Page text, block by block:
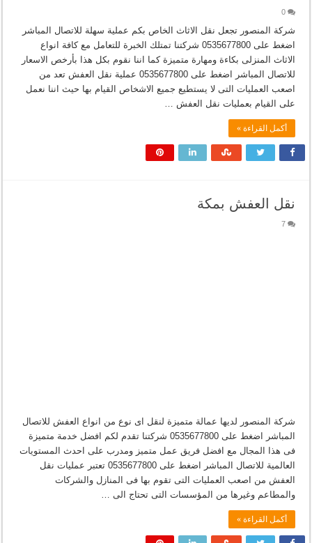
0
شركة المنصور تجعل نقل الاثاث الخاص بكم عملية سهلة للاتصال المباشر
اضغط على 0535677800 شركتنا تمتلك الخبرة للتعامل مع كافة انواع
الاثاث المنزلى بكاءة ومهارة متميزة كما اننا نقوم بكل هذا بأرخص الاسعار
للاتصال المباشر اضغط على 0535677800 عملية نقل العفش تعد من
اصعب العمليات التى لا يستطيع جميع الاشخاص القيام بها حيث اننا نعمل
على القيام بعمليات نقل العفش …
أكمل القراءة »
نقل العفش بمكة
7
شركة المنصور لديها عمالة متميزة لنقل اى نوع من انواع العفش للاتصال
المباشر اضغط على 0535677800 شركتنا تقدم لكم افضل خدمة متميزة
فى هذا المجال مع افضل فريق عمل متميز ومدرب على احدث المستويات
العالمية للاتصال المباشر اضغط على 0535677800 تعتبر عمليات نقل
العفش من اصعب العمليات التى تقوم بها فى المنازل والشركات
والمطاعم وغيرها من المؤسسات التى تحتاج الى …
أكمل القراءة »